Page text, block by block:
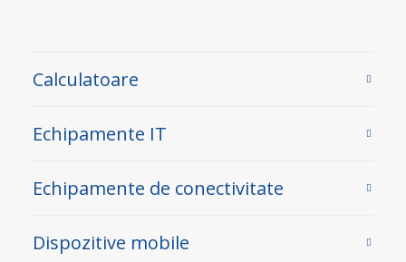
Calculatoare
Echipamente IT
Echipamente de conectivitate
Dispozitive mobile